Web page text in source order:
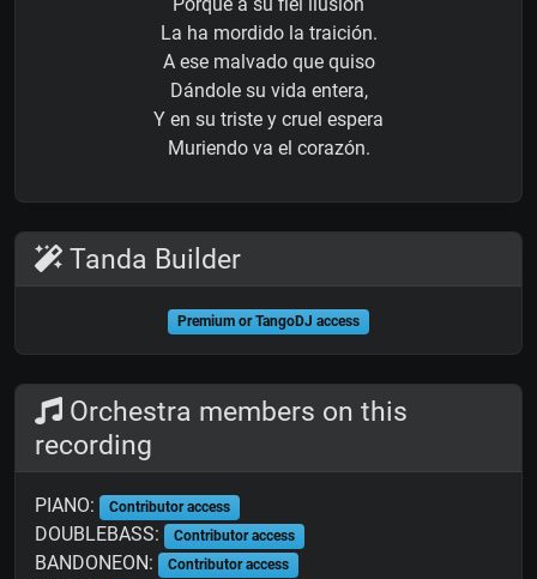
Porque a su fiel ilusión
La ha mordido la traición.
A ese malvado que quiso
Dándole su vida entera,
Y en su triste y cruel espera
Muriendo va el corazón.
Tanda Builder
Premium or TangoDJ access
Orchestra members on this
recording
PIANO: Contributor access
DOUBLEBASS: Contributor access
BANDONEON: Contributor access